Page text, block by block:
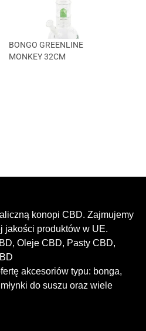
BONGO GREENLINE
MONKEY 32CM
konopi CBD. Zajmujemy
jakości produktów w UE.
Oleje CBD, Pasty CBD,
akcesoriów typu: bonga,
do suszu oraz wiele